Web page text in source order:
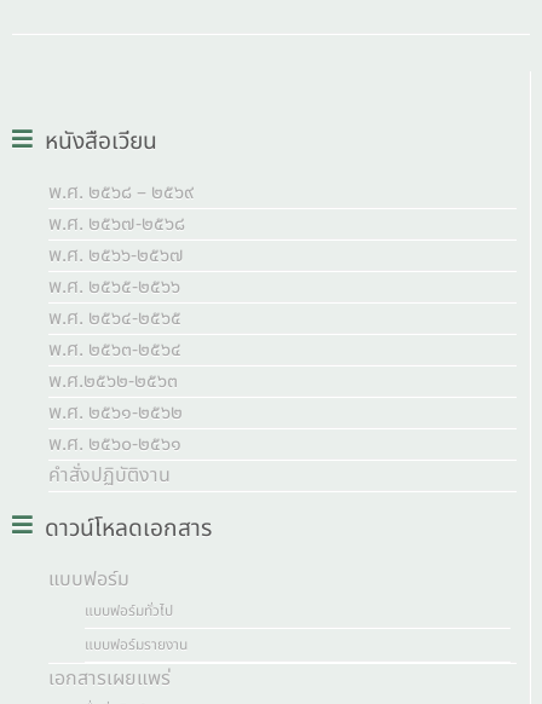
หนังสือเวียน
พ.ศ. ๒๕๖๘ – ๒๕๖๙
พ.ศ. ๒๕๖๗-๒๕๖๘
พ.ศ. ๒๕๖๖-๒๕๖๗
พ.ศ. ๒๕๖๕-๒๕๖๖
พ.ศ. ๒๕๖๔-๒๕๖๕
พ.ศ. ๒๕๖๓-๒๕๖๔
พ.ศ.๒๕๖๒-๒๕๖๓
พ.ศ. ๒๕๖๑-๒๕๖๒
พ.ศ. ๒๕๖๐-๒๕๖๑
คำสั่งปฏิบัติงาน
ดาวน์โหลดเอกสาร
แบบฟอร์ม
แบบฟอร์มทั่วไป
แบบฟอร์มรายงาน
เอกสารเผยแพร่